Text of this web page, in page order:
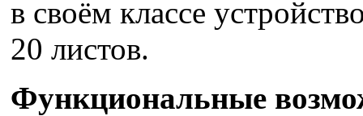
в своём классе
20 листов.
Функциональные